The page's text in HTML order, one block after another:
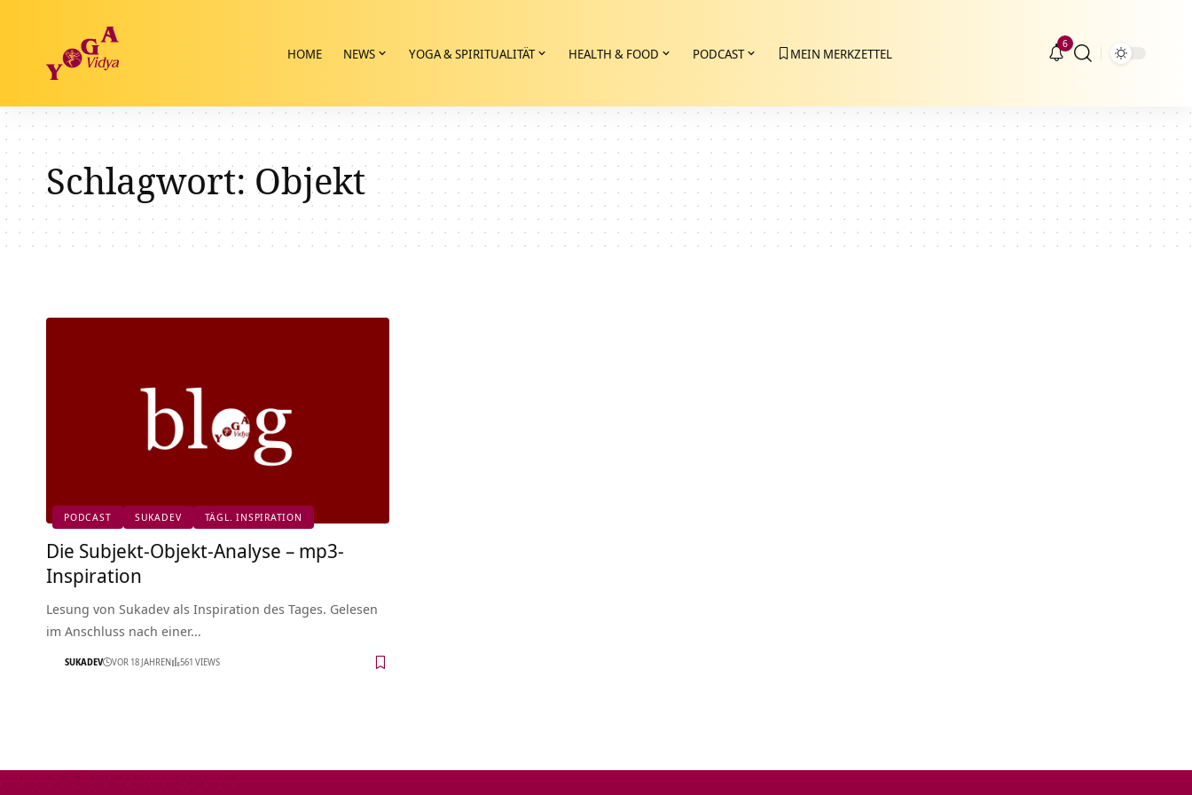
HOME NEWS YOGA & SPIRITUALITÄT HEALTH & FOOD PODCAST MEIN MERKZETTEL
6
Schlagwort: Objekt
PODCAST SUKADEV TÄGL. INSPIRATION
Die Subjekt-Objekt-Analyse – mp3-
Inspiration
Lesung von Sukadev als Inspiration des Tages. Gelesen
im Anschluss nach einer…
SUKADEV VOR 18 JAHREN 561 VIEWS